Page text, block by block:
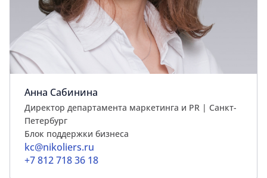
Анна Сабинина
Директор департамента маркетинга и PR | Cанкт-
Петербург
Блок поддержки бизнеса
kc@nikoliers.ru
+7 812 718 36 18